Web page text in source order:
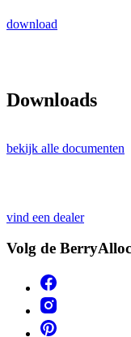
download
Downloads
bekijk alle documenten
vind een dealer
Volg de